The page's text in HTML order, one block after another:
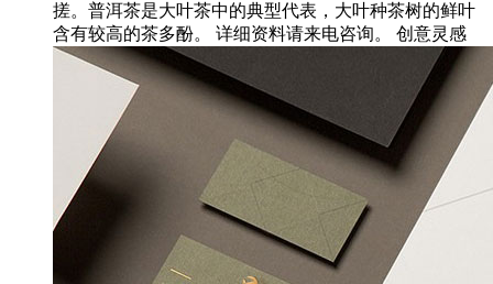
搓。普洱茶是大叶茶中的典型代表，大叶种茶树的鲜叶
含有较高的茶多酚。 详细资料请来电咨询。 创意灵感